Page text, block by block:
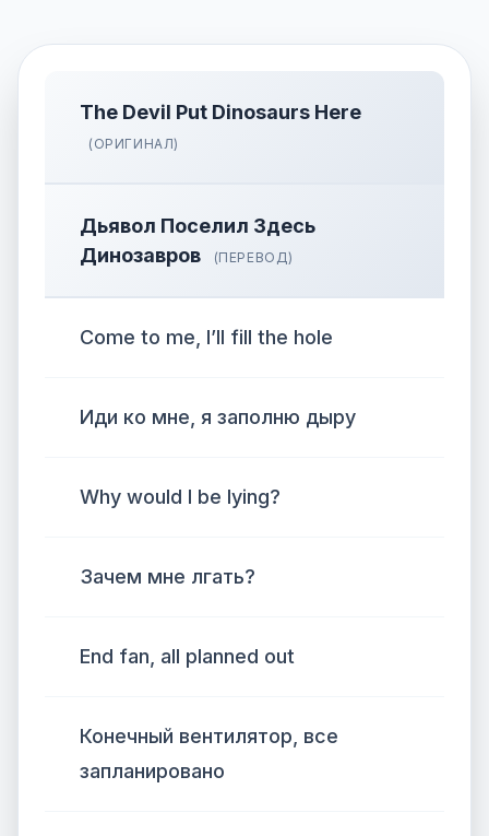
The Devil Put Dinosaurs Here
(ОРИГИНАЛ)
Дьявол Поселил Здесь
Динозавров
(ПЕРЕВОД)
Come to me, I’ll fill the hole
Иди ко мне, я заполню дыру
Why would I be lying?
Зачем мне лгать?
End fan, all planned out
Конечный вентилятор, все
запланировано